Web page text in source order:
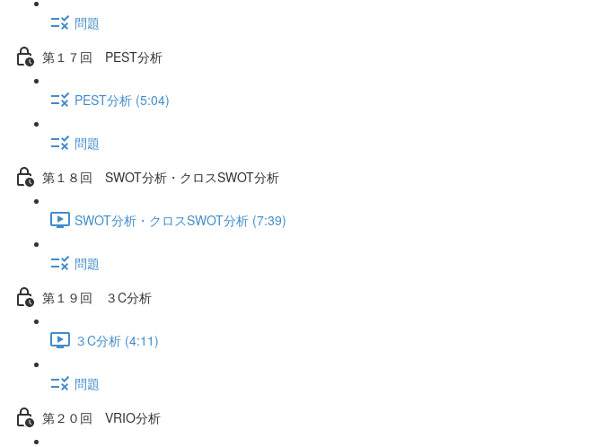
問題
第１７回 PEST分析
PEST分析 (5:04)
問題
第１８回 SWOT分析・クロスSWOT分析
SWOT分析・クロスSWOT分析 (7:39)
問題
第１９回 ３C分析
３C分析 (4:11)
問題
第２０回 VRIO分析